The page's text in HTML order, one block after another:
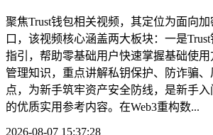
聚焦Trust钱包相关视频，其定位为面向
口，该视频核心涵盖两大板块：一是
指引，帮助零基础用户快速掌握基础使
管理知识，重点讲解私钥保护、防诈骗
点，为新手筑牢资产安全防线，是新手
的优质实用参考内容。在Web3重构数...
2026-08-07 15:37:28